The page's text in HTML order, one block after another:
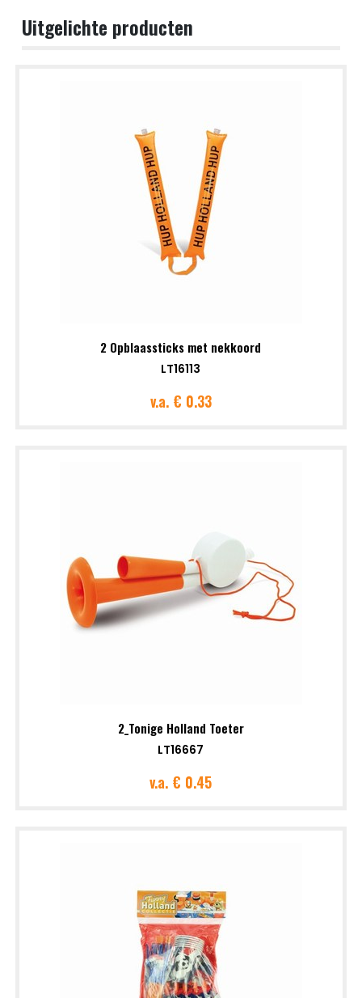
Uitgelichte producten
2 Opblaassticks met nekkoord
LT16113
v.a.€ 0.33
2_Tonige Holland Toeter
LT16667
v.a. € 0.45